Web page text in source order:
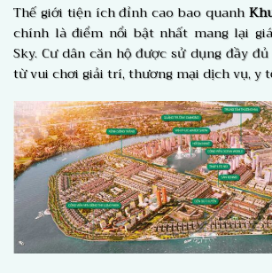
Thế giới tiện ích đỉnh cao bao quanh
chính là điểm nổi bật nhất mang lại
Sky. Cư dân căn hộ được sử dụng đầy
từ vui chơi giải trí, thương mại dịch vụ, y